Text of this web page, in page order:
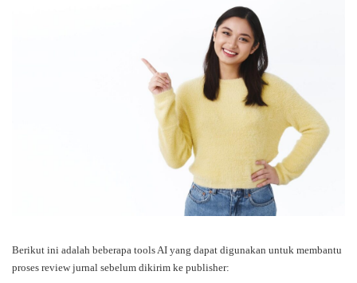
Berikut ini adalah beberapa tools AI yang dapat digunakan untuk membantu
proses review jurnal sebelum dikirim ke publisher: